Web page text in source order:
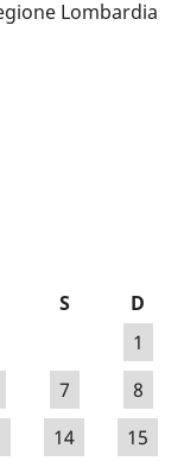
Lombardia
S
D
1
7
8
14
15